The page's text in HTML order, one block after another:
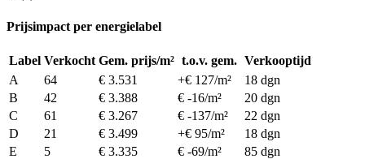
Prijsimpact per energielabel
Label Verkocht Gem. prijs/m² t.o.v. gem. Verkooptijd
A
64 € 3.531 +€ 127/m²
18 dgn
B
42 € 3.388 € -16/m²
20 dgn
C
61 € 3.267 € -137/m²
22 dgn
D
21 € 3.499 +€ 95/m²
18 dgn
E
5 € 3.335 € -69/m²
85 dgn